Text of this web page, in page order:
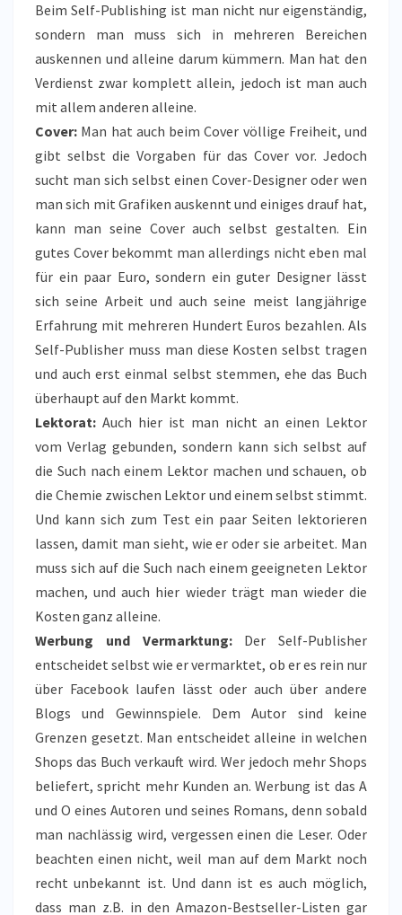
Beim Self-Publishing ist man nicht nur eigenständig,
sondern man muss sich in mehreren Bereichen
auskennen und alleine darum kümmern. Man hat den
Verdienst zwar komplett allein, jedoch ist man auch
mit allem anderen alleine.
Cover: Man hat auch beim Cover völlige Freiheit, und
gibt selbst die Vorgaben für das Cover vor. Jedoch
sucht man sich selbst einen Cover-Designer oder wen
man sich mit Grafiken auskennt und einiges drauf hat,
kann man seine Cover auch selbst gestalten. Ein
gutes Cover bekommt man allerdings nicht eben mal
für ein paar Euro, sondern ein guter Designer lässt
sich seine Arbeit und auch seine meist langjährige
Erfahrung mit mehreren Hundert Euros bezahlen. Als
Self-Publisher muss man diese Kosten selbst tragen
und auch erst einmal selbst stemmen, ehe das Buch
überhaupt auf den Markt kommt.
Lektorat: Auch hier ist man nicht an einen Lektor
vom Verlag gebunden, sondern kann sich selbst auf
die Such nach einem Lektor machen und schauen, ob
die Chemie zwischen Lektor und einem selbst stimmt.
Und kann sich zum Test ein paar Seiten lektorieren
lassen, damit man sieht, wie er oder sie arbeitet. Man
muss sich auf die Such nach einem geeigneten Lektor
machen, und auch hier wieder trägt man wieder die
Kosten ganz alleine.
Werbung und Vermarktung: Der Self-Publisher
entscheidet selbst wie er vermarktet, ob er es rein nur
über Facebook laufen lässt oder auch über andere
Blogs und Gewinnspiele. Dem Autor sind keine
Grenzen gesetzt. Man entscheidet alleine in welchen
Shops das Buch verkauft wird. Wer jedoch mehr Shops
beliefert, spricht mehr Kunden an. Werbung ist das A
und O eines Autoren und seines Romans, denn sobald
man nachlässig wird, vergessen einen die Leser. Oder
beachten einen nicht, weil man auf dem Markt noch
recht unbekannt ist. Und dann ist es auch möglich,
dass man z.B. in den Amazon-Bestseller-Listen gar